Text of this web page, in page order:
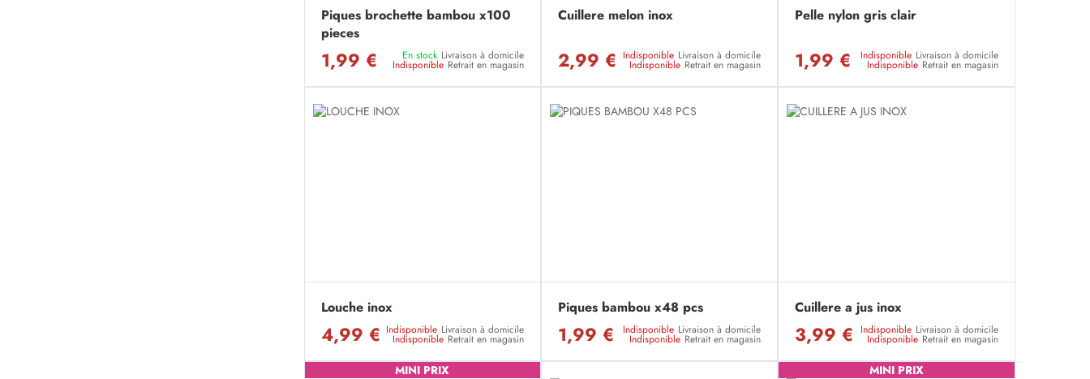
Piques brochette bambou x100
pieces
1,99 € En stock Livraison à domicile
Indisponible Retrait en magasin
Cuillere melon inox
2,99 € Indisponible Livraison à domicile
Indisponible Retrait en magasin
Pelle nylon gris clair
1,99 € Indisponible Livraison à domicile
Indisponible Retrait en magasin
Louche inox
4,99 € Indisponible Livraison à domicile
Indisponible Retrait en magasin
Piques bambou x48 pcs
1,99 € Indisponible Livraison à domicile
Indisponible Retrait en magasin
Cuillere a jus inox
3,99 € Indisponible Livraison à domicile
Indisponible Retrait en magasin
MINI PRIX MINI PRIX